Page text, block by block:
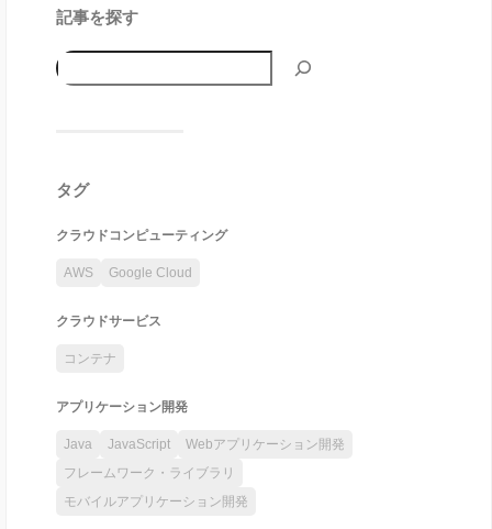
記事を探す
タグ
クラウドコンピューティング
AWS Google Cloud
クラウドサービス
コンテナ
アプリケーション開発
Java JavaScript
Webアプリケーション開発
フレームワーク・ライブラリ
モバイルアプリケーション開発